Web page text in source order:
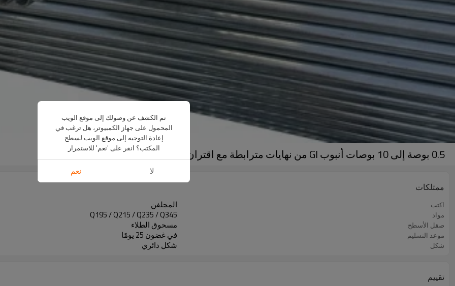
0.5 بوصة إلى 10 بوصات أنبوب GI من نهايات مترابطة مع اقتران وأغطية
ممتلكات
اكتب المجلفن
مواد Q195 / Q215 / Q235 / Q345
صقل الأسطح مسحوق الطلاء
موعد التسليم في غضون 25 يومًا
شكل شكل دائري
تقييم
تم الكشف عن وصولك إلى موقع الويب
المحمول على جهاز الكمبيوتر، هل ترغب في
إعادة التوجيه إلى موقع الويب لسطح
المكتب؟ انقر على 'نعم' للاستمرار
لا نعم